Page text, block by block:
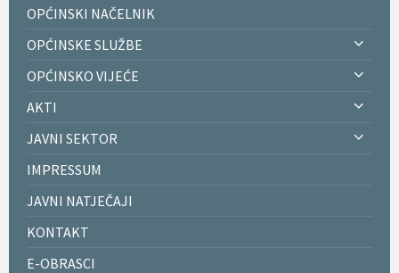
OPĆINSKI NAČELNIK
OPĆINSKE SLUŽBE
OPĆINSKO VIJEĆE
AKTI
JAVNI SEKTOR
IMPRESSUM
JAVNI NATJEČAJI
KONTAKT
E-OBRASCI